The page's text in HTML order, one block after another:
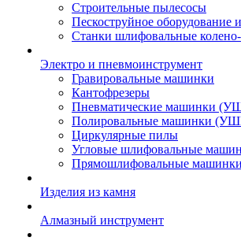
Строительные пылесосы
Пескоструйное оборудование
Станки шлифовальные
Электро и пневмоинструмент
Гравировальные машинки
Кантофрезеры
Пневматические машинки
Полировальные машинки
Циркулярные пилы
Угловые шлифовальные
Прямошлифовальные машинки
Изделия из камня
Алмазный инструмент